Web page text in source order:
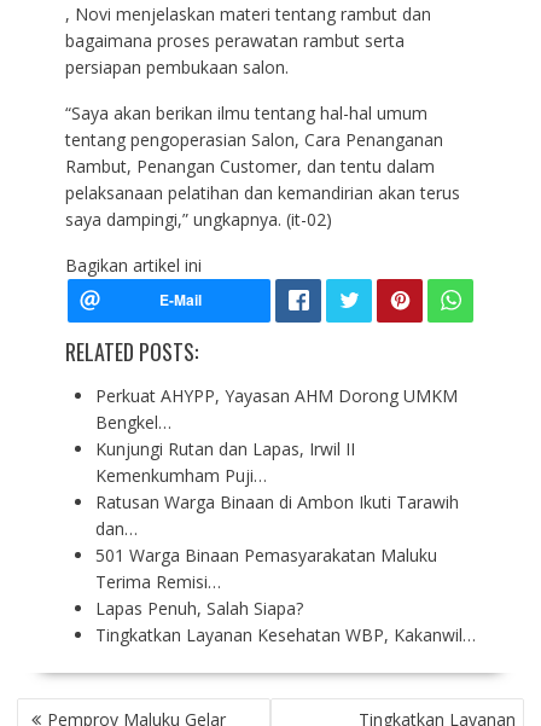
, Novi menjelaskan materi tentang rambut dan
bagaimana proses perawatan rambut serta
persiapan pembukaan salon.
“Saya akan berikan ilmu tentang hal-hal umum
tentang pengoperasian Salon, Cara Penanganan
Rambut, Penangan Customer, dan tentu dalam
pelaksanaan pelatihan dan kemandirian akan terus
saya dampingi,” ungkapnya. (it-02)
Bagikan artikel ini
RELATED POSTS:
Perkuat AHYPP, Yayasan AHM Dorong UMKM
Bengkel…
Kunjungi Rutan dan Lapas, Irwil II
Kemenkumham Puji…
Ratusan Warga Binaan di Ambon Ikuti Tarawih
dan…
501 Warga Binaan Pemasyarakatan Maluku
Terima Remisi…
Lapas Penuh, Salah Siapa?
Tingkatkan Layanan Kesehatan WBP, Kakanwil…
P Pemprov Maluku Gelar Tingkatkan Layanan